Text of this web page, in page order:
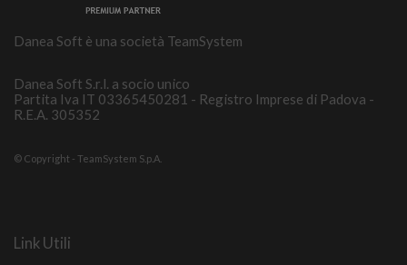
Danea Soft è una società TeamSystem
Danea Soft S.r.l. a socio unico
Partita Iva IT 03365450281 - Registro Imprese di Padova -
R.E.A. 305352
© Copyright - TeamSystem S.p.A.
Link Utili